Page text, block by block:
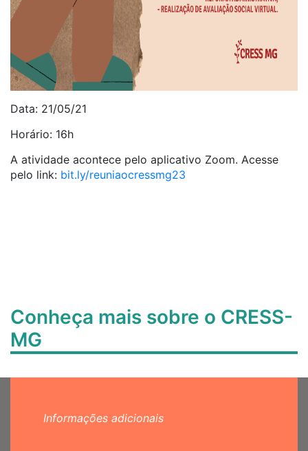
Data: 21/05/21
Horário: 16h
A atividade acontece pelo aplicativo Zoom. Acesse
pelo link: bit.ly/reuniaocressmg23
Conheça mais sobre o CRESS-
MG
Informações adicionais